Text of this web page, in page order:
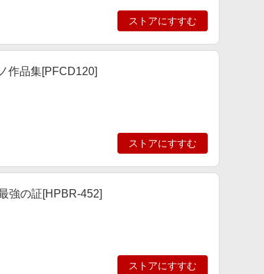
ストアにすすむ
作品集[PFCD120]
ストアにすすむ
強の証[HPBR-452]
ストアにすすむ